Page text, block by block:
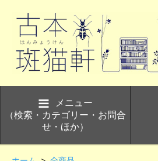
メニュー
（検索・カテゴリー・お問合
せ・ほか）